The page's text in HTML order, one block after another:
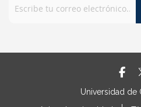
Universidad de